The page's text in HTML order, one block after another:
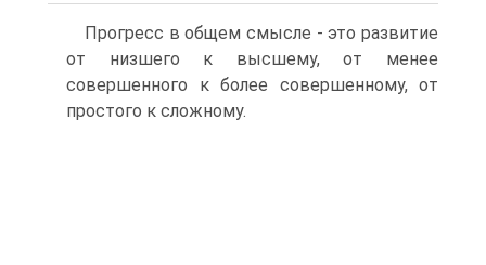
Прогресс в общем смысле - это развитие
от низшего к высшему, от менее
совершенного к более совершенному, от
простого к сложному.